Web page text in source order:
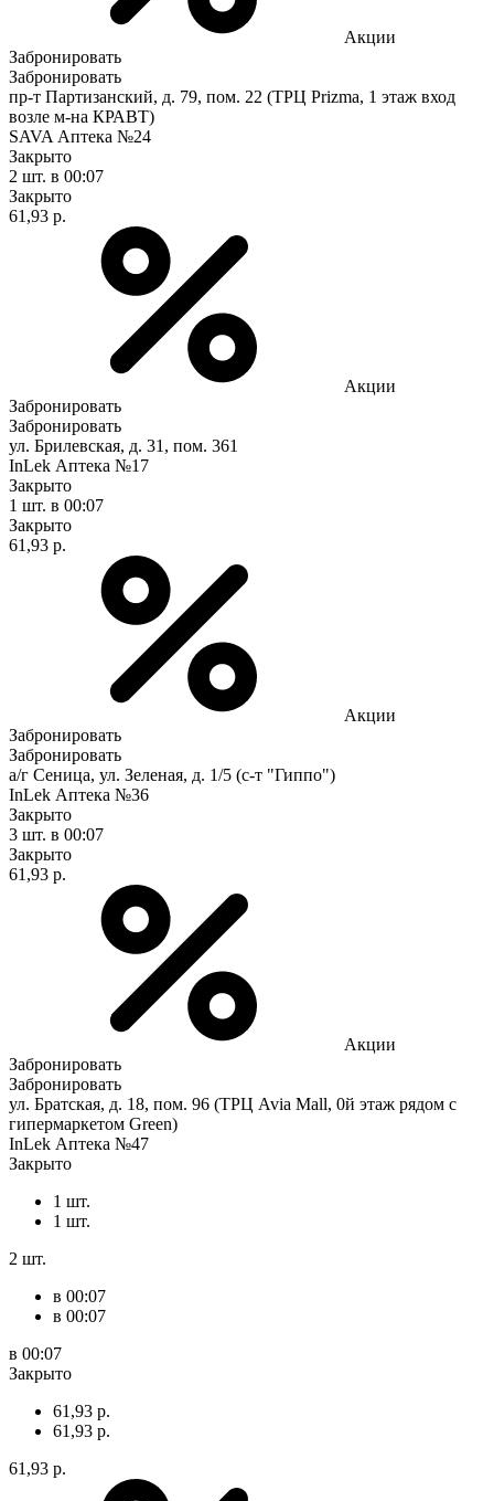
Акции
Забронировать
Забронировать
пр-т Партизанский, д. 79, пом. 22 (ТРЦ Prizma, 1 этаж вход
возле м-на КРАВТ)
SAVA Аптека №24
Закрыто
2 шт. в 00:07
Закрыто
61,93 р.
Акции
Забронировать
Забронировать
ул. Брилевская, д. 31, пом. 361
InLek Аптека №17
Закрыто
1 шт. в 00:07
Закрыто
61,93 р.
Акции
Забронировать
Забронировать
а/г Сеница, ул. Зеленая, д. 1/5 (с-т "Гиппо")
InLek Аптека №36
Закрыто
3 шт. в 00:07
Закрыто
61,93 р.
Акции
Забронировать
Забронировать
ул. Братская, д. 18, пом. 96 (ТРЦ Avia Mall, 0й этаж рядом с
гипермаркетом Green)
InLek Аптека №47
Закрыто
1 шт.
1 шт.
2 шт.
в 00:07
в 00:07
в 00:07
Закрыто
61,93 р.
61,93 р.
61,93 р.